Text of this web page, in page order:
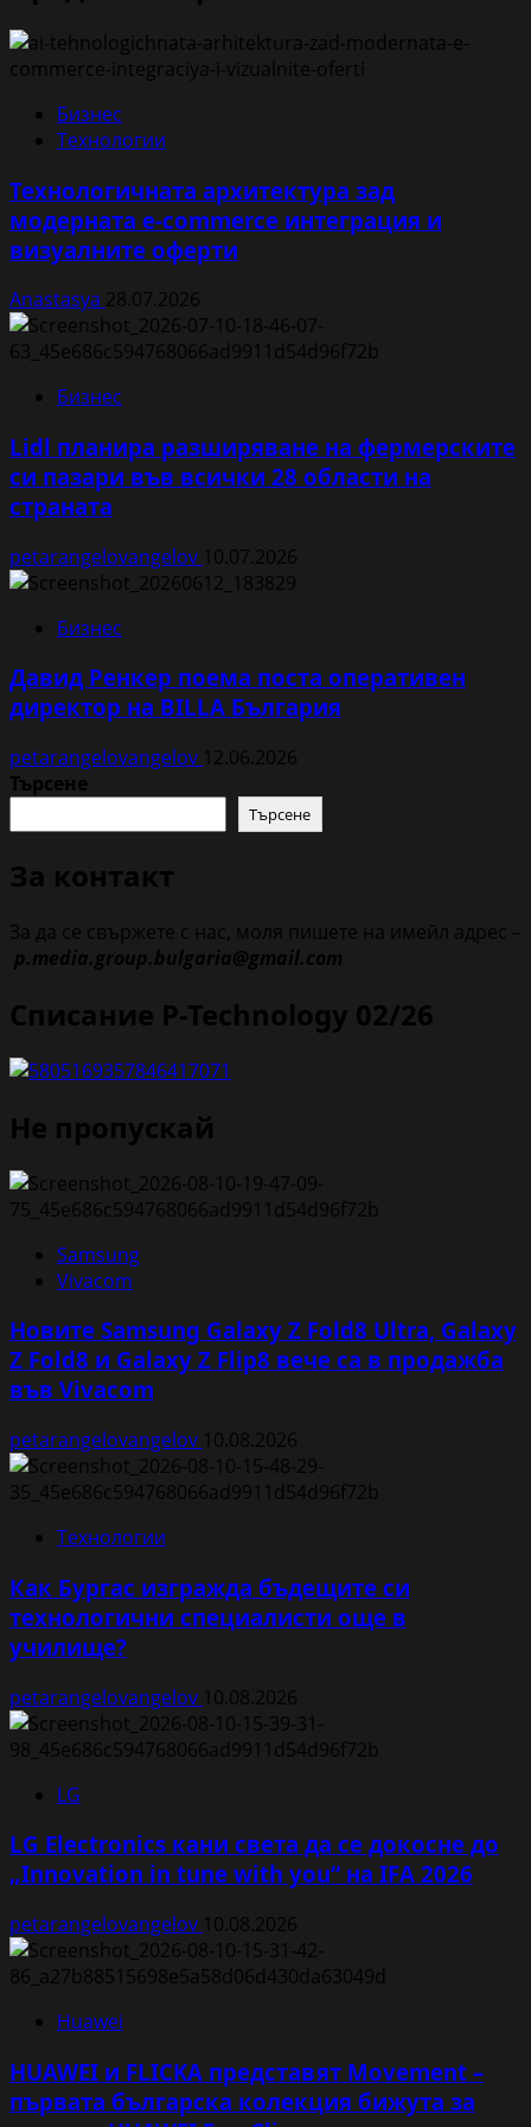
Бизнес
Технологии
Технологичната архитектура зад
модерната e-commerce интеграция и
визуалните оферти
Anastasya 28.07.2026
Бизнес
Lidl планира разширяване на фермерските
си пазари във всички 28 области на
страната
petarangelovangelov 10.07.2026
Бизнес
Давид Ренкер поема поста оперативен
директор на BILLA България
petarangelovangelov 12.06.2026
Търсене
Търсене
За контакт
За да се свържете с нас, моля пишете на имейл адрес –
p.media.group.bulgaria@gmail.com
Списание P-Technology 02/26
Не пропускай
Samsung
Vivacom
Новите Samsung Galaxy Z Fold8 Ultra, Galaxy
Z Fold8 и Galaxy Z Flip8 вече са в продажба
във Vivacom
petarangelovangelov 10.08.2026
Технологии
Как Бургас изгражда бъдещите си
технологични специалисти още в
училище?
petarangelovangelov 10.08.2026
LG
LG Electronics кани света да се докосне до
„Innovation in tune with you“ на IFA 2026
petarangelovangelov 10.08.2026
Huawei
HUAWEI и FLICKA представят Movement –
първата българска колекция бижута за